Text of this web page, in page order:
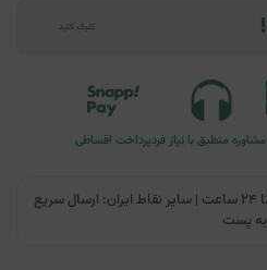
مشاوره منطبق با نیاز فردپرداخت اقساطی
ارسال سریع | تهران و کرج: تحویل تا ۲۴ ساعت | سایر نقاط ایران: ارسال سریع
به پست